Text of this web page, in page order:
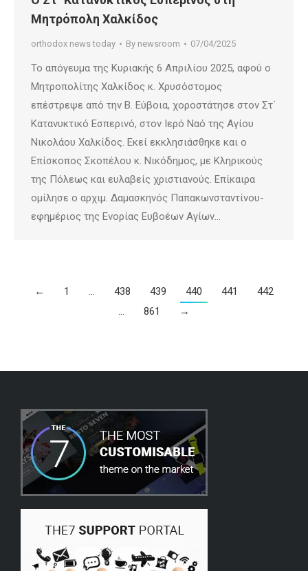
Μητρόπολη Χαλκίδος
orthodox news today By newsroom 07/04/2025
Το απόγευμα της Κυριακής 6 Απριλίου 2025, αφού ο
Μητροπολίτης Χαλκίδος κ. Χρυσόστομος
επέστρεψε από την Β. Εύβοια, χοροστάτησε στον Στ΄
Κατανυκτικό Εσπερινό, στον Ιερό Ναό της Αγίου
Νικολάου Χαλκίδος. Εκεί εκκλησιάσθηκε και ο
Επίσκοπος Σκοπέλου κ. Νικόδημος, με Κληρικούς
της Πόλεως και ευλαβείς χριστιανούς. Επίκαιρα
ομίλησε ο αρχιμ. Δαμασκηνός Παπακωνσταντίνου-
εφημέριος της Ενορίας Ευβοέων Αγίων…
← 1 … 438 439 440 441
442
…
861 →